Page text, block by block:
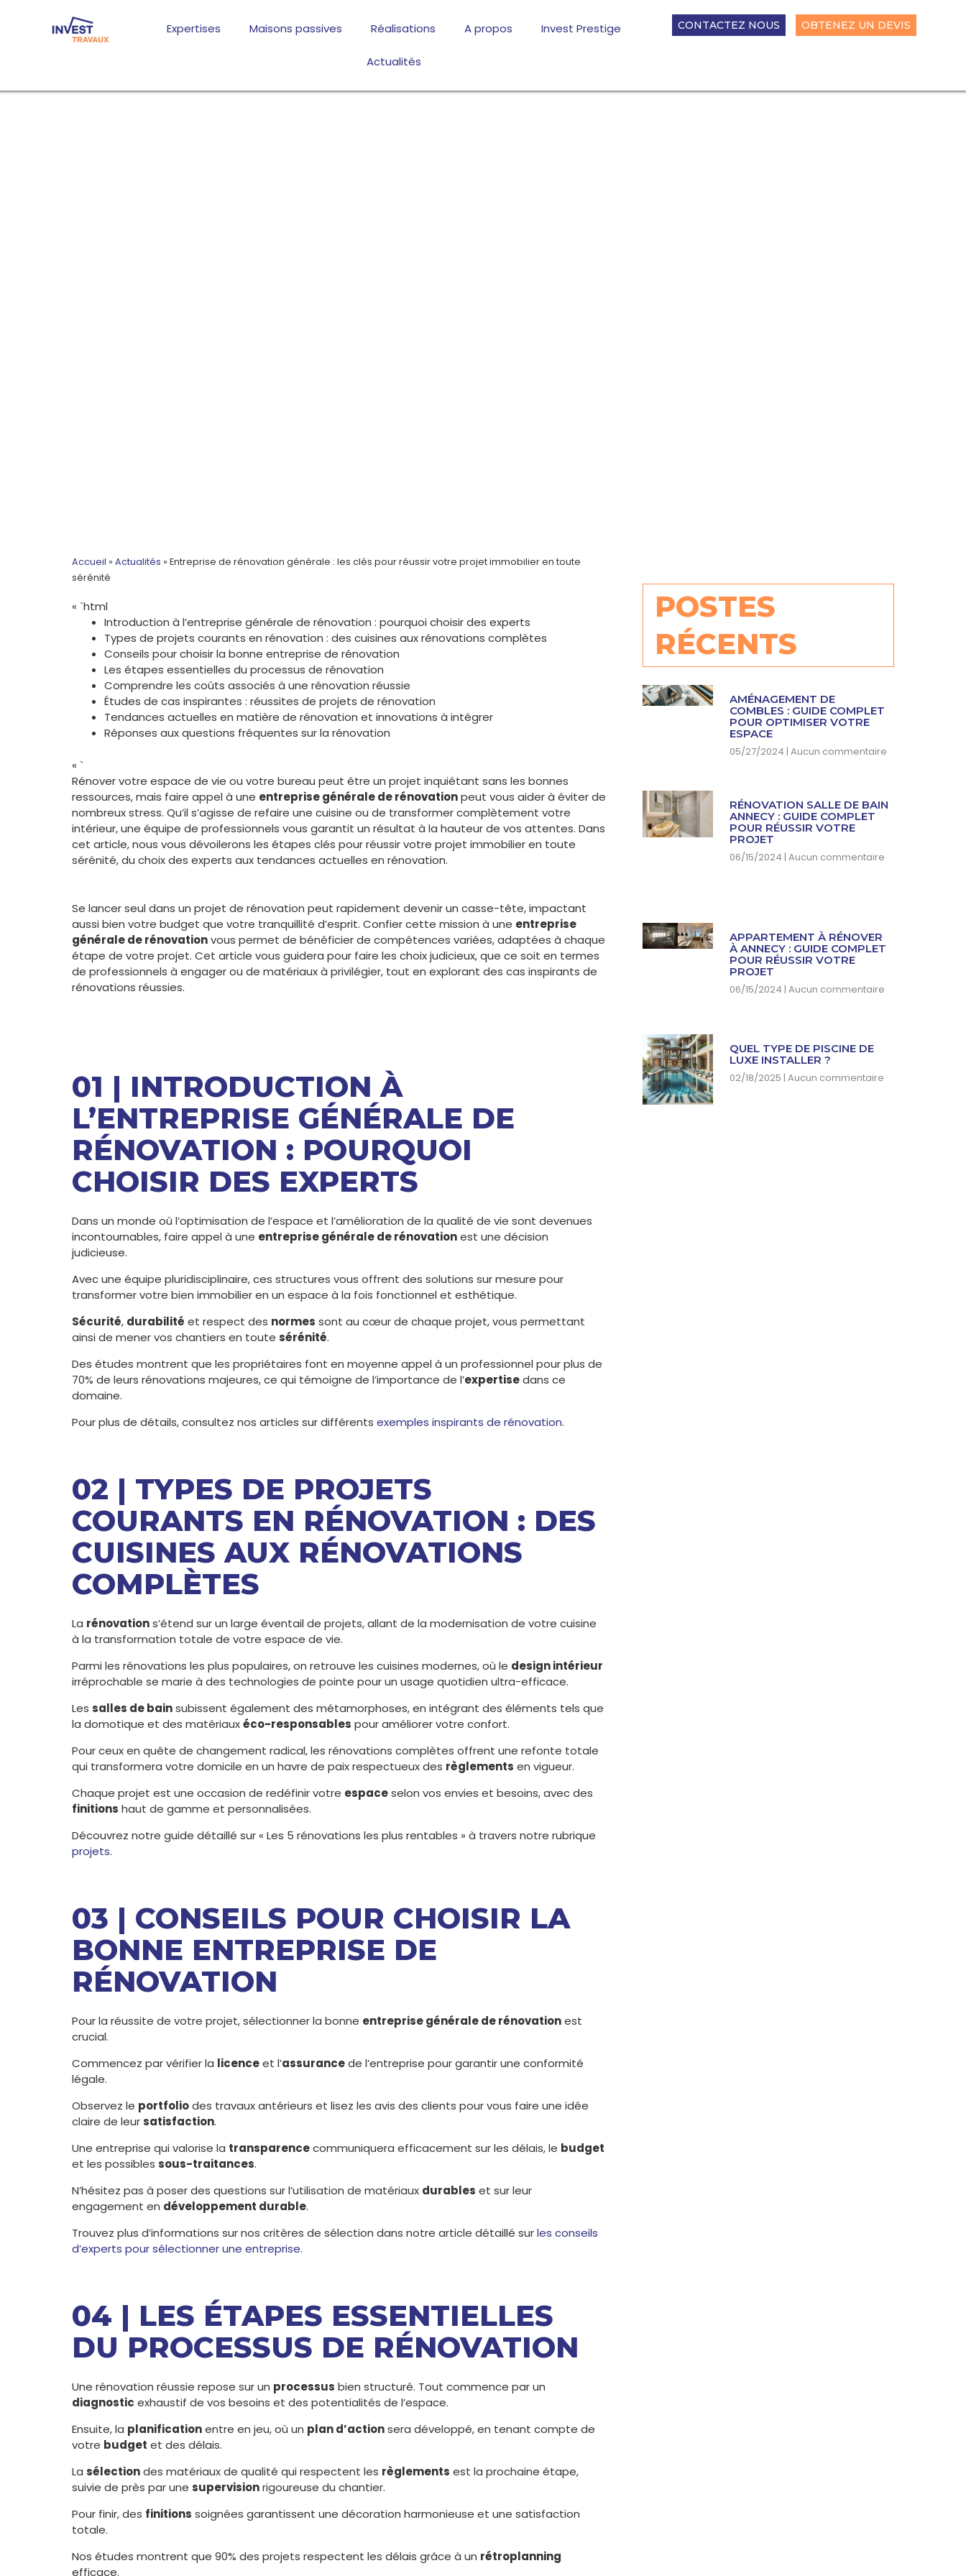
Expertises Maisons passives Réalisations A propos Invest Prestige
Actualités
CONTACTEZ NOUS OBTENEZ UN DEVIS
Accueil » Actualités » Entreprise de rénovation générale : les clés pour réussir votre projet immobilier en toute
sérénité
« `html
Introduction à l’entreprise générale de rénovation : pourquoi choisir des experts
Types de projets courants en rénovation : des cuisines aux rénovations complètes
Conseils pour choisir la bonne entreprise de rénovation
Les étapes essentielles du processus de rénovation
Comprendre les coûts associés à une rénovation réussie
Études de cas inspirantes : réussites de projets de rénovation
Tendances actuelles en matière de rénovation et innovations à intégrer
Réponses aux questions fréquentes sur la rénovation
« `
Rénover votre espace de vie ou votre bureau peut être un projet inquiétant sans les bonnes
ressources, mais faire appel à une entreprise générale de rénovationpeut vous aider à éviter de
nombreux stress. Qu’il s’agisse de refaire une cuisine ou de transformer complètement votre
intérieur, une équipe de professionnels vous garantit un résultat à la hauteur de vos attentes. Dans
cet article, nous vous dévoilerons les étapes clés pour réussir votre projet immobilier en toute
sérénité, du choix des experts aux tendances actuelles en rénovation.
Se lancer seul dans un projet de rénovation peut rapidement devenir un casse-tête, impactant
aussi bien votre budget que votre tranquillité d’esprit. Confier cette mission à une entreprise
générale de rénovationvous permet de bénéficier de compétences variées, adaptées à chaque
étape de votre projet. Cet article vous guidera pour faire les choix judicieux, que ce soit en termes
de professionnels à engager ou de matériaux à privilégier, tout en explorant des cas inspirants de
rénovations réussies.
01 | INTRODUCTION À
L’ENTREPRISE GÉNÉRALE DE
RÉNOVATION : POURQUOI
CHOISIR DES EXPERTS
Dans un monde où l’optimisation de l’espace et l’amélioration de la qualité de vie sont devenues
incontournables, faire appel à une entreprise générale de rénovationest une décision
judicieuse.
Avec une équipe pluridisciplinaire, ces structures vous offrent des solutions sur mesure pour
transformer votre bien immobilier en un espace à la fois fonctionnel et esthétique.
Sécurité, durabilité et respect des normes sont au cœur de chaque projet, vous permettant
ainsi de mener vos chantiers en toute sérénité.
Des études montrent que les propriétaires font en moyenne appel à un professionnel pour plus de
70% de leurs rénovations majeures, ce qui témoigne de l’importance de l’expertisedans ce
domaine.
Pour plus de détails, consultez nos articles sur différents exemples inspirants de rénovation.
02 | TYPES DE PROJETS
COURANTS EN RÉNOVATION : DES
CUISINES AUX RÉNOVATIONS
COMPLÈTES
La rénovations’étend sur un large éventail de projets, allant de la modernisation de votre cuisine
à la transformation totale de votre espace de vie.
Parmi les rénovations les plus populaires, on retrouve les cuisines modernes, où le design intérieur
irréprochable se marie à des technologies de pointe pour un usage quotidien ultra-efficace.
Les salles de bainsubissent également des métamorphoses, en intégrant des éléments tels que
la domotique et des matériauxéco-responsables pour améliorer votre confort.
Pour ceux en quête de changement radical, les rénovations complètes offrent une refonte totale
qui transformera votre domicile en un havre de paix respectueux des règlements en vigueur.
Chaque projet est une occasion de redéfinir votre espaceselon vos envies et besoins, avec des
finitions haut de gamme et personnalisées.
Découvrez notre guide détaillé sur « Les 5 rénovations les plus rentables » à travers notre rubrique
projets.
03 | CONSEILS POUR CHOISIR LA
BONNE ENTREPRISE DE
RÉNOVATION
Pour la réussite de votre projet, sélectionner la bonne entreprise générale de rénovationest
crucial.
Commencez par vérifier la licenceet l’assurancede l’entreprise pour garantir une conformité
légale.
Observez le portfoliodes travaux antérieurs et lisez les avis des clients pour vous faire une idée
claire de leursatisfaction.
Une entreprise qui valorise la transparencecommuniquera efficacement sur les délais, le budget
et les possibles sous-traitances.
N’hésitez pas à poser des questions sur l’utilisation de matériaux durables et sur leur
engagement en développement durable.
Trouvez plus d’informations sur nos critères de sélection dans notre article détaillé surles conseils
d’experts pour sélectionner une entreprise.
04 | LES ÉTAPES ESSENTIELLES
DU PROCESSUS DE RÉNOVATION
Une rénovation réussie repose sur un processus bien structuré. Tout commence par un
diagnostic exhaustif de vos besoins et des potentialités de l’espace.
Ensuite, la planificationentre en jeu, où un plan d’actionsera développé, en tenant compte de
votre budget et des délais.
La sélectiondes matériaux de qualité qui respectent les règlements est la prochaine étape,
suivie de près par une supervisionrigoureuse du chantier.
Pour finir, des finitions soignées garantissent une décoration harmonieuse et une satisfaction
totale.
Nos études montrent que 90% des projets respectent les délais grâce à un rétroplanning
efficace.
POSTES
RÉCENTS
AMÉNAGEMENT DE
COMBLES : GUIDE COMPLET
POUR OPTIMISER VOTRE
ESPACE
05/27/2024 Aucun commentaire
RÉNOVATION SALLE DE BAIN
ANNECY : GUIDE COMPLET
POUR RÉUSSIR VOTRE
PROJET
06/15/2024 Aucun commentaire
APPARTEMENT À RÉNOVER
À ANNECY : GUIDE COMPLET
POUR RÉUSSIR VOTRE
PROJET
06/15/2024 Aucun commentaire
QUEL TYPE DE PISCINE DE
LUXE INSTALLER ?
02/18/2025 Aucun commentaire